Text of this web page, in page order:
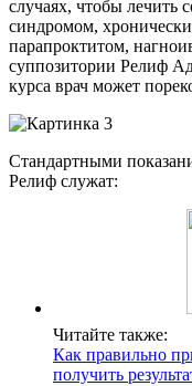
случаях, чтобы лечить
синдромом,
парапроктитом,
суппозитории Релиф
курса врач может
Стандартными
Релиф служат:
Читайте также:
Как правильно
получить